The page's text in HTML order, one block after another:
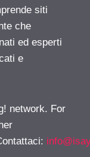
siti
che
ed esperti
e
network. For
: